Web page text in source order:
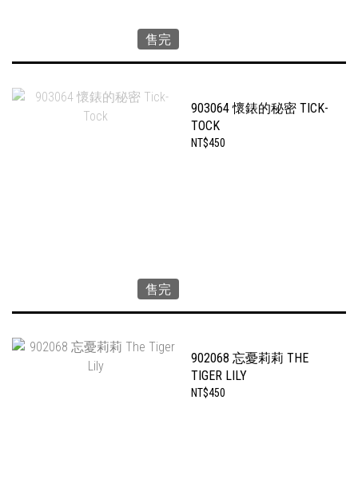
售完
售完
903064 懷錶的秘密 TICK-
TOCK
NT$450
902068 忘憂莉莉 THE
TIGER LILY
NT$450